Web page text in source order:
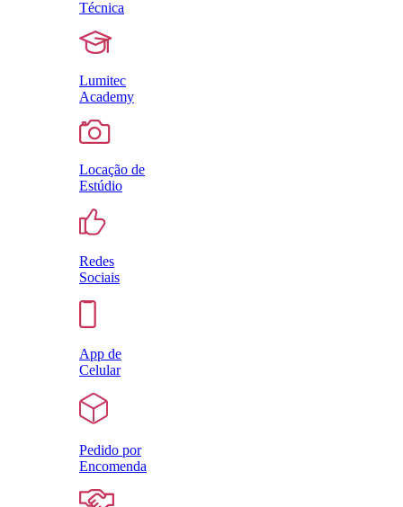
Técnica
Lumitec
Academy
Locação de
Estúdio
Redes
Sociais
App de
Celular
Pedido por
Encomenda